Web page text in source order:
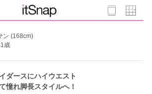
ン (168cm)
歳
ダースにハイウエスト
憧れ脚長スタイルへ！